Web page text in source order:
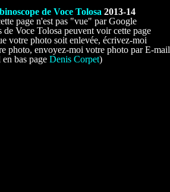
de Voce Tolosa 2013-14
page n'est pas "vue" par Google
de Voce Tolosa peuvent voir cette page
votre photo soit enlevée, écrivez-moi
photo, envoyez-moi votre photo par E-mail
bas page Denis Corpet)